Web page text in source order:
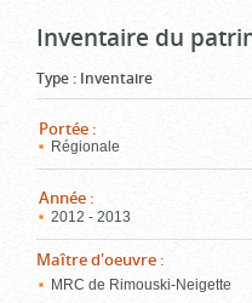
Inventaire du
Type : Inventaire
Portée :
Régionale
Année :
2012 - 2013
Maître d'oeuvre :
MRC de Rimouski-Neigette